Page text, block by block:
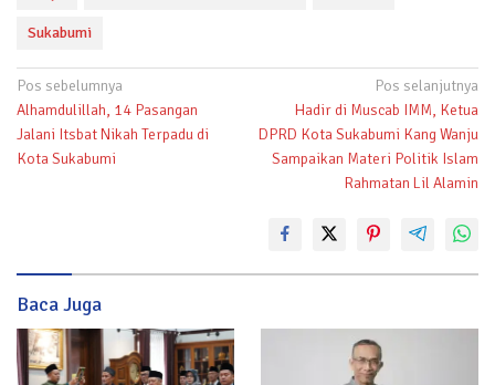
Sukabumi
Navigasi
pos
Pos sebelumnya
Alhamdulillah, 14 Pasangan
Jalani Itsbat Nikah Terpadu di
Kota Sukabumi
Pos selanjutnya
Hadir di Muscab IMM, Ketua
DPRD Kota Sukabumi Kang Wanju
Sampaikan Materi Politik Islam
Rahmatan Lil Alamin
Baca Juga